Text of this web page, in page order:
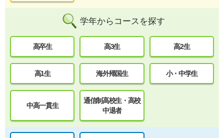
学年からコースを探す
高卒生 高3生 高2生
高1生 海外帰国生 小・中学生
中高一貫生
通信制高校生・高校
中退者